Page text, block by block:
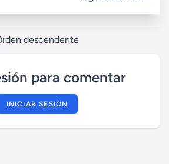
descendente
para comentar
INICIAR SESIÓN